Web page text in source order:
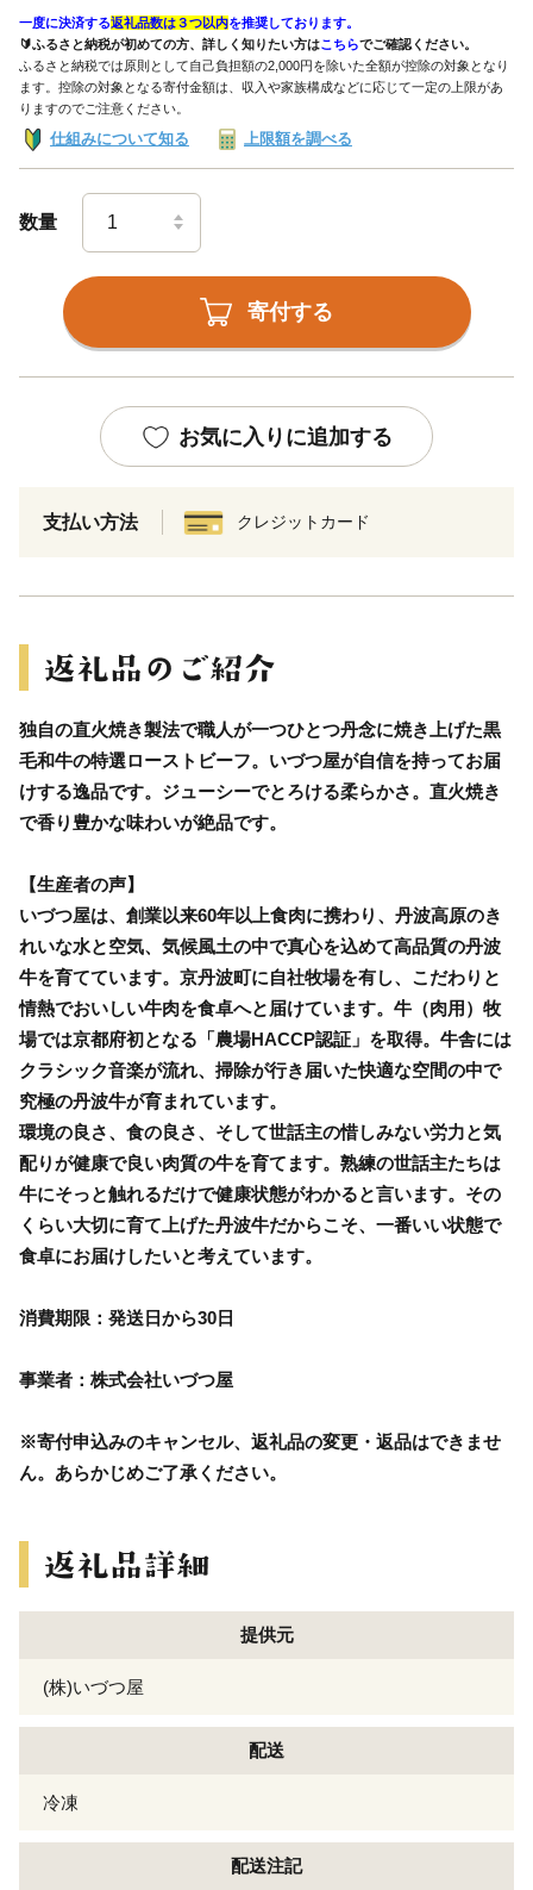
一度に決済する返礼品数は３つ以内を推奨しております。
🔰ふるさと納税が初めての方、詳しく知りたい方はこちらでご確認ください。
ふるさと納税では原則として自己負担額の2,000円を除いた全額が控除の対象となり
ます。控除の対象となる寄付金額は、収入や家族構成などに応じて一定の上限があ
りますのでご注意ください。
仕組みについて知る 上限額を調べる
数量
寄付する
お気に入りに追加する
支払い方法 クレジットカード
独自の直火焼き製法で職人が一つひとつ丹念に焼き上げた黒
毛和牛の特選ローストビーフ。いづつ屋が自信を持ってお届
けする逸品です。ジューシーでとろける柔らかさ。直火焼き
で香り豊かな味わいが絶品です。
【生産者の声】
いづつ屋は、創業以来60年以上食肉に携わり、丹波高原のき
れいな水と空気、気候風土の中で真心を込めて高品質の丹波
牛を育てています。京丹波町に自社牧場を有し、こだわりと
情熱でおいしい牛肉を食卓へと届けています。牛（肉用）牧
場では京都府初となる「農場HACCP認証」を取得。牛舎には
クラシック音楽が流れ、掃除が行き届いた快適な空間の中で
究極の丹波牛が育まれています。
環境の良さ、食の良さ、そして世話主の惜しみない労力と気
配りが健康で良い肉質の牛を育てます。熟練の世話主たちは
牛にそっと触れるだけで健康状態がわかると言います。その
くらい大切に育て上げた丹波牛だからこそ、一番いい状態で
食卓にお届けしたいと考えています。
消費期限：発送日から30日
事業者：株式会社いづつ屋
※寄付申込みのキャンセル、返礼品の変更・返品はできませ
ん。あらかじめご了承ください。
提供元
(株)いづつ屋
配送
冷凍
配送注記